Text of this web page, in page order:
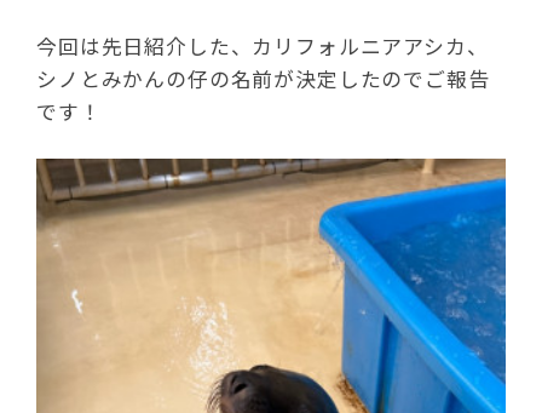
今回は先日紹介した、カリフォルニアアシカ、
シノとみかんの仔の名前が決定したのでご報告
です！